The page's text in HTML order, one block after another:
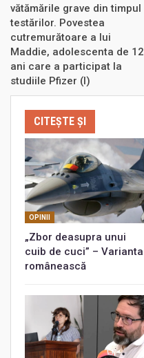
vătămările grave din timpul
testărilor. Povestea
cutremurătoare a lui
Maddie, adolescenta de 12
ani care a participat la
studiile Pfizer (I)
CITEȘTE ȘI
OPINII
„Zbor deasupra unui
cuib de cuci” – Varianta
românească